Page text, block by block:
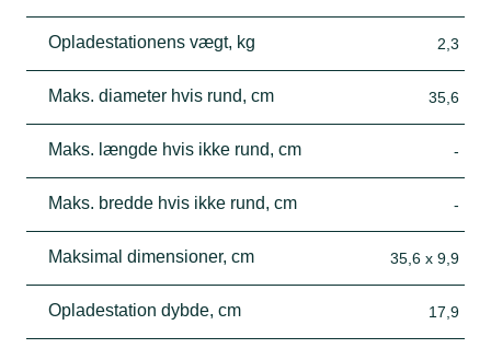
Opladestationens vægt, kg 2,3
Maks. diameter hvis rund, cm 35,6
Maks. længde hvis ikke rund, cm -
Maks. bredde hvis ikke rund, cm -
Maksimal dimensioner, cm 35,6 x 9,9
Opladestation dybde, cm 17,9